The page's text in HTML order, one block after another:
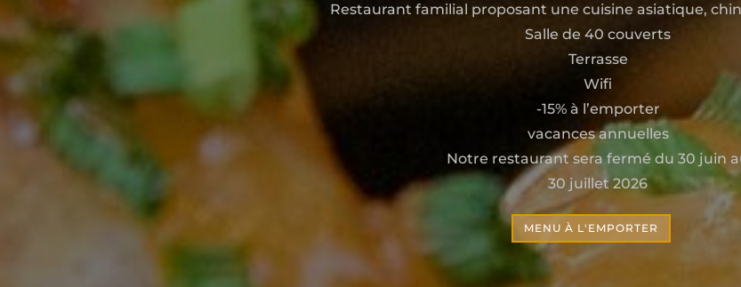
Restaurant familial proposant une cuisine asiatique,
Salle de 40 couverts
Terrasse
Wifi
-15% à l’emporter
vacances annuelles
Notre restaurant sera fermé du 30 juin
30 juillet 2026
MENU À L'EMPORTER